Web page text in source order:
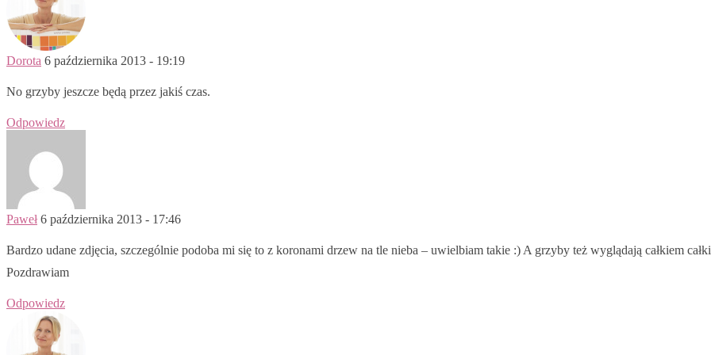
Dorota 6 października 2013 - 19:19
No grzyby jeszcze będą przez jakiś czas.
Odpowiedz
Paweł 6 października 2013 - 17:46
Bardzo udane zdjęcia, szczególnie podoba mi się to z koronami drzew na tle nieba – uwielbiam takie :) A grzyby też wyglądają całkiem
Pozdrawiam
Odpowiedz